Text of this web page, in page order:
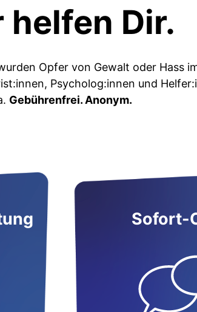
helfen Dir.
Opfer von Gewalt oder Hass
Psycholog:innen und
Gebührenfrei. Anonym.
Sofort-